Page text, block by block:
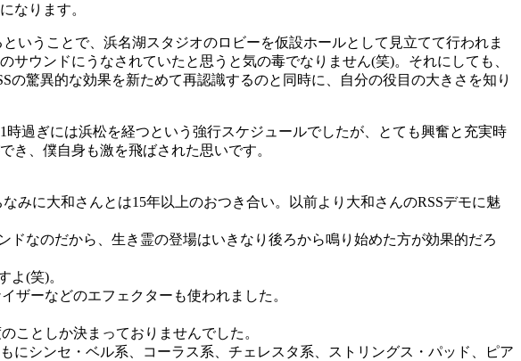
なります。
いうことで、浜名湖スタジオのロビーを仮設ホールとして見立てて行われま
ウンドにうなされていたと思うと気の毒でなりません(笑)。それにしても、
驚異的な効果を新ためて再認識するのと同時に、自分の役目の大きさを知り
過ぎには浜松を経つという強行スケジュールでしたが、とても興奮と充実時
き、僕自身も激を飛ばされた思いです。
みに大和さんとは15年以上のおつき合い。以前より大和さんのRSSデモに魅
なのだから、生き霊の登場はいきなり後ろから鳴り始めた方が効果的だろ
よ(笑)。
ザーなどのエフェクターも使われました。
ことしか決まっておりませんでした。
シンセ・ベル系、コーラス系、チェレスタ系、ストリングス・パッド、ピア